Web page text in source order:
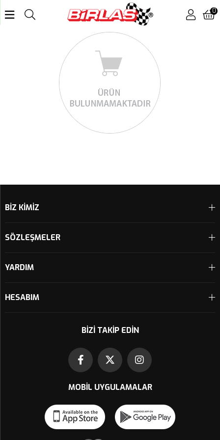
0
BİZ KİMİZ
SÖZLEŞMELER
YARDIM
HESABIM
BIZI TAKIP EDIN
MOBIL UYGULAMALAR